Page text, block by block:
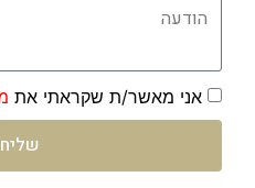
הודעה
אני מאשר/ת שקראתי את